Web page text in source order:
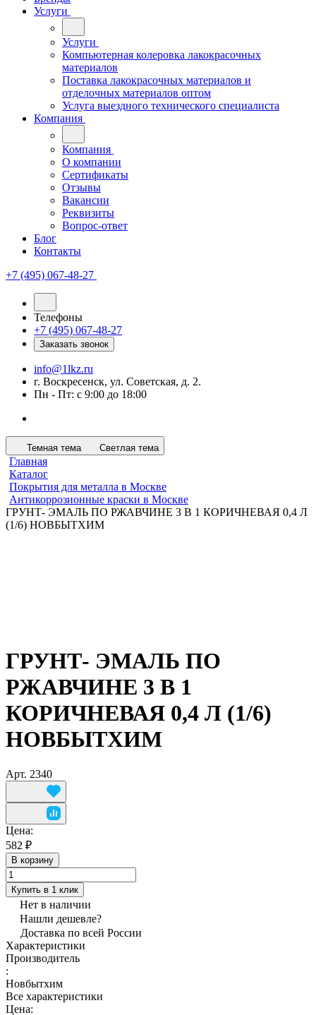
Услуги
Услуги
Компьютерная колеровка лакокрасочных
материалов
Поставка лакокрасочных материалов и
отделочных материалов оптом
Услуга выездного технического специалиста
Компания
Компания
О компании
Сертификаты
Отзывы
Вакансии
Реквизиты
Вопрос-ответ
Блог
Контакты
+7 (495) 067-48-27
Телефоны
+7 (495) 067-48-27
Заказать звонок
info@1lkz.ru
г. Воскресенск, ул. Советская, д. 2.
Пн - Пт: с 9:00 до 18:00
Темная тема Светлая тема
Главная
Каталог
Покрытия для металла в Москве
Антикоррозионные краски в Москве
ГРУНТ- ЭМАЛЬ ПО РЖАВЧИНЕ 3 В 1 КОРИЧНЕВАЯ 0,4 Л
(1/6) НОВБЫТХИМ
ГРУНТ- ЭМАЛЬ ПО
РЖАВЧИНЕ 3 В 1
КОРИЧНЕВАЯ 0,4 Л (1/6)
НОВБЫТХИМ
Арт. 2340
Цена:
582 ₽
В корзину
Купить в 1 клик
Нет в наличии
Нашли дешевле?
Доставка по всей России
Характеристики
Производитель
:
Новбытхим
Все характеристики
Цена: